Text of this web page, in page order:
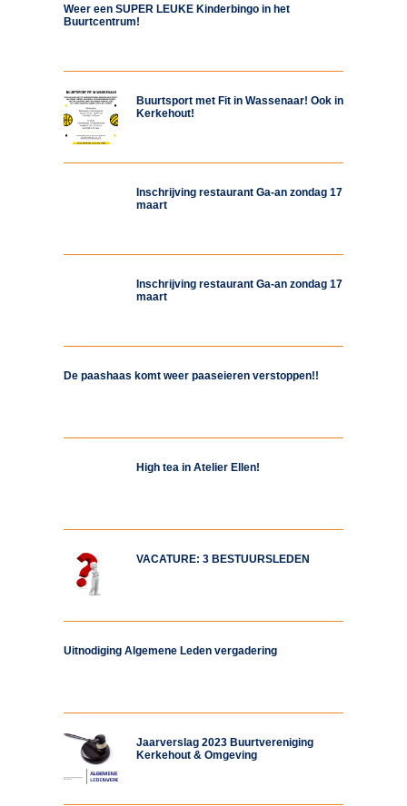
Weer een SUPER LEUKE Kinderbingo in het
Buurtcentrum!
Buurtsport met Fit in Wassenaar! Ook in
Kerkehout!
Inschrijving restaurant Ga-an zondag 17
maart
Inschrijving restaurant Ga-an zondag 17
maart
De paashaas komt weer paaseieren verstoppen!!
High tea in Atelier Ellen!
VACATURE: 3 BESTUURSLEDEN
Uitnodiging Algemene Leden vergadering
Jaarverslag 2023 Buurtvereniging
Kerkehout & Omgeving